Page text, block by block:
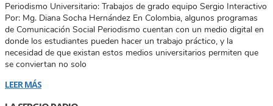
Periodismo Universitario: Trabajos de grado equipo Sergio Interactivo
Por: Mg. Diana Socha Hernández En Colombia, algunos programas
de Comunicación Social Periodismo cuentan con un medio digital en
donde los estudiantes pueden hacer un trabajo práctico, y la
necesidad de que existan estos medios universitarios permiten que
se conviertan no solo
LEER MÁS